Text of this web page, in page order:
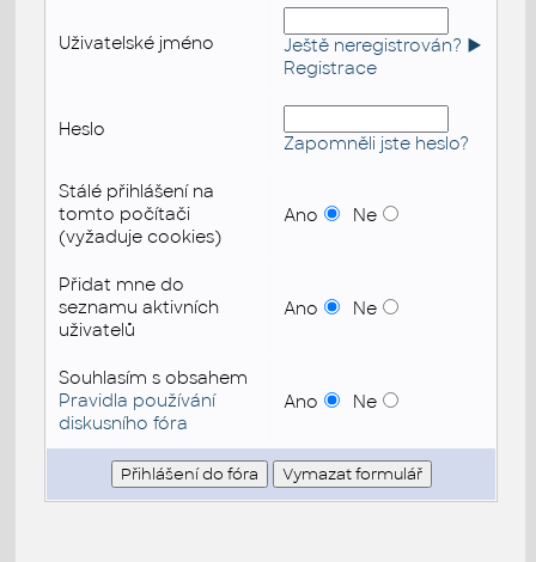
Uživatelské jméno
Ještě neregistrován? ►
Registrace
Heslo
Zapomněli jste heslo?
Stálé přihlášení na
tomto počítači
(vyžaduje cookies)
Ano Ne
Přidat mne do
seznamu aktivních
uživatelů
Ano Ne
Souhlasím s obsahem
Pravidla používání
diskusního fóra
Ano Ne